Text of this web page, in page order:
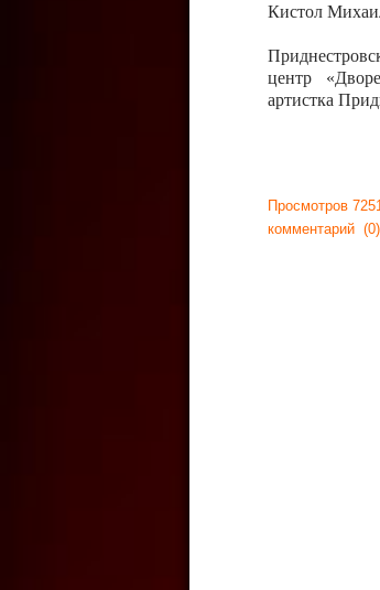
Кистол
центр
артистка
Просмотров
комментарий (0)